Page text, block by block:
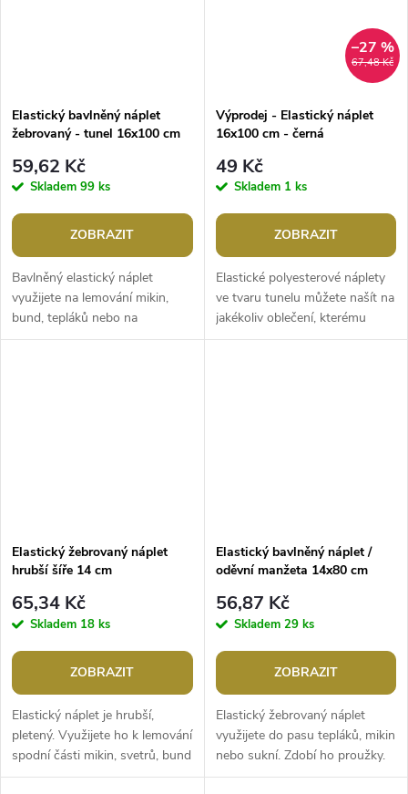
Elastický bavlněný náplet
žebrovaný - tunel 16x100 cm
59,62 Kč
Skladem 99 ks
ZOBRAZIT
Bavlněný elastický náplet
využijete na lemování mikin,
bund, tepláků nebo na
zakončování rukávů. Žebrovaná
67,48 Kč
–27 %
Výprodej - Elastický náplet
16x100 cm - černá
49 Kč
Skladem 1 ks
ZOBRAZIT
Elastické polyesterové náplety
ve tvaru tunelu můžete našít na
jakékoliv oblečení, kterému
chcete dodat originalitu nebo
Elastický žebrovaný náplet
hrubší šíře 14 cm
65,34 Kč
Skladem 18 ks
ZOBRAZIT
Elastický náplet je hrubší,
pletený. Využijete ho k lemování
spodní části mikin, svetrů, bund
a vest. Je vhodný na oversized
Elastický bavlněný náplet /
oděvní manžeta 14x80 cm
56,87 Kč
Skladem 29 ks
ZOBRAZIT
Elastický žebrovaný náplet
využijete do pasu tepláků, mikin
nebo sukní. Zdobí ho proužky.
Je vhodný jak na dámské, tak i